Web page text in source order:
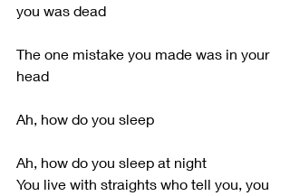
you was dead
The one mistake you made was in your
head
Ah, how do you sleep
Ah, how do you sleep at night
You live with straights who tell you, you